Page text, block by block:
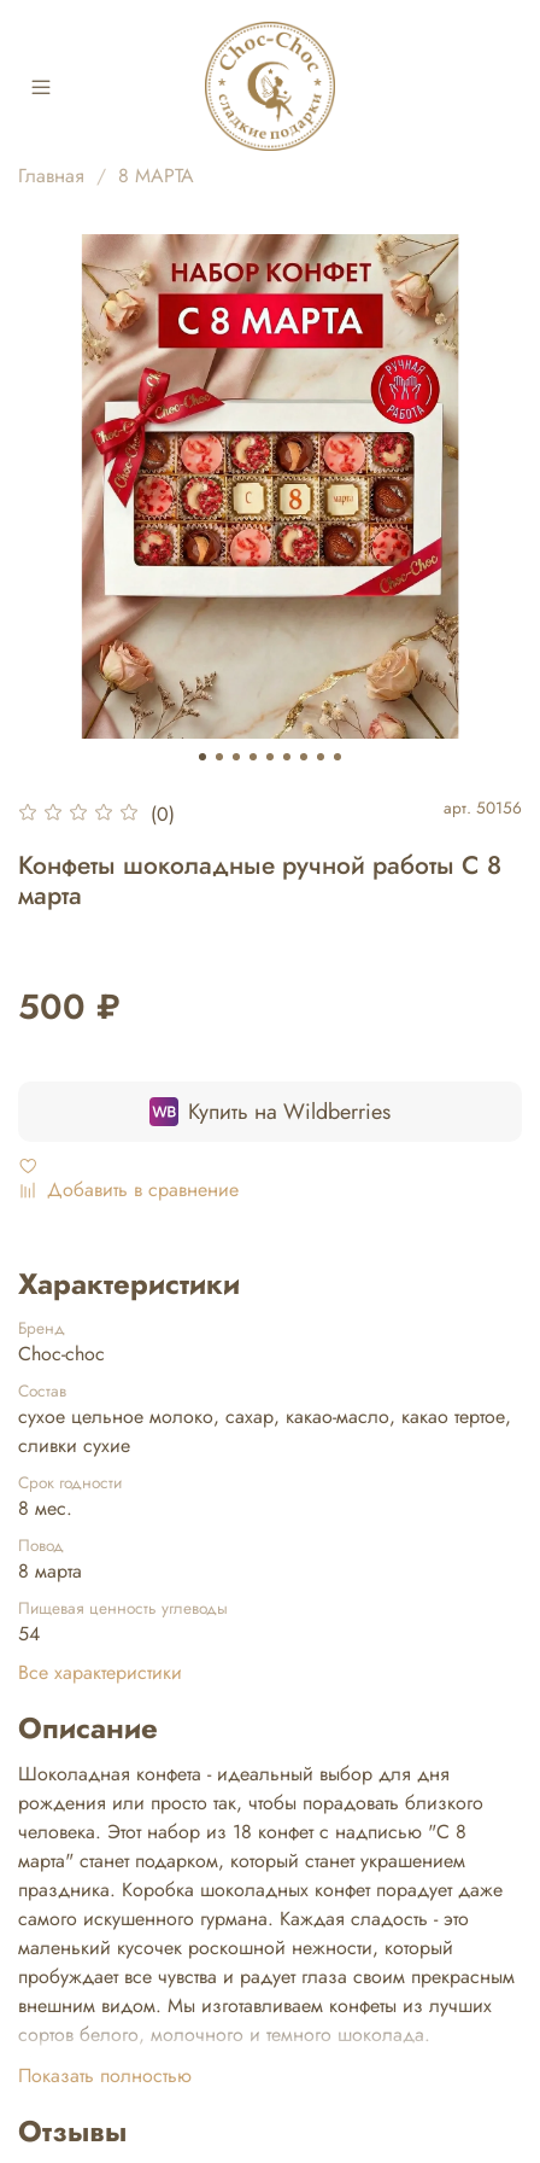
Главная 8 МАРТА
(0) арт. 50156
Конфеты шоколадные ручной работы С 8
марта
500 ₽
Купить на Wildberries
Добавить в сравнение
Характеристики
Бренд
Choc-choc
Состав
сухое цельное молоко, сахар, какао-масло, какао тертое,
сливки сухие
Срок годности
8 мес.
Повод
8 марта
Пищевая ценность углеводы
54
Все характеристики
Описание
Шоколадная конфета - идеальный выбор для дня
рождения или просто так, чтобы порадовать близкого
человека. Этот набор из 18 конфет с надписью "С 8
марта" станет подарком, который станет украшением
праздника. Коробка шоколадных конфет порадует даже
самого искушенного гурмана. Каждая сладость - это
маленький кусочек роскошной нежности, который
пробуждает все чувства и радует глаза своим прекрасным
внешним видом. Мы изготавливаем конфеты из лучших
сортов белого, молочного и темного шоколада.
Используем яркую упаковку, которая станет настоящим
мальчику, милой девочке. Маме на 8 марта, на
годовщину свадьбы– каждый найдет подходящий
Показать полностью
Отзывы